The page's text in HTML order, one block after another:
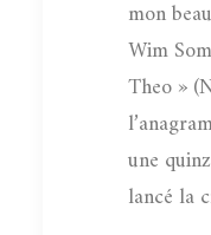
mon
Wim
Theo »
une
lancé la